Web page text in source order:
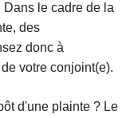
le cadre de la
des
donc à
votre conjoint(e).
d'une plainte ? Le